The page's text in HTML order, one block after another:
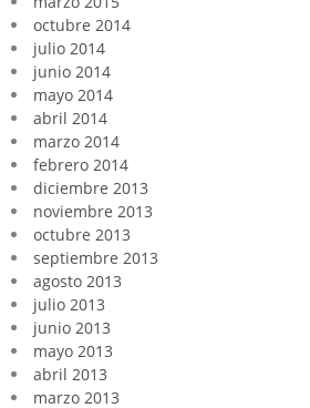
octubre 2014
julio 2014
junio 2014
mayo 2014
abril 2014
marzo 2014
febrero 2014
diciembre 2013
noviembre 2013
octubre 2013
septiembre 2013
agosto 2013
julio 2013
junio 2013
mayo 2013
abril 2013
marzo 2013